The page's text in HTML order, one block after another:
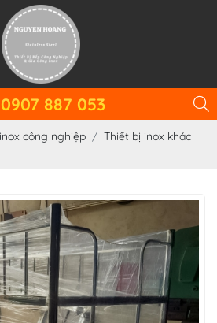
0907 887 053
công nghiệp
Thiết bị inox khác